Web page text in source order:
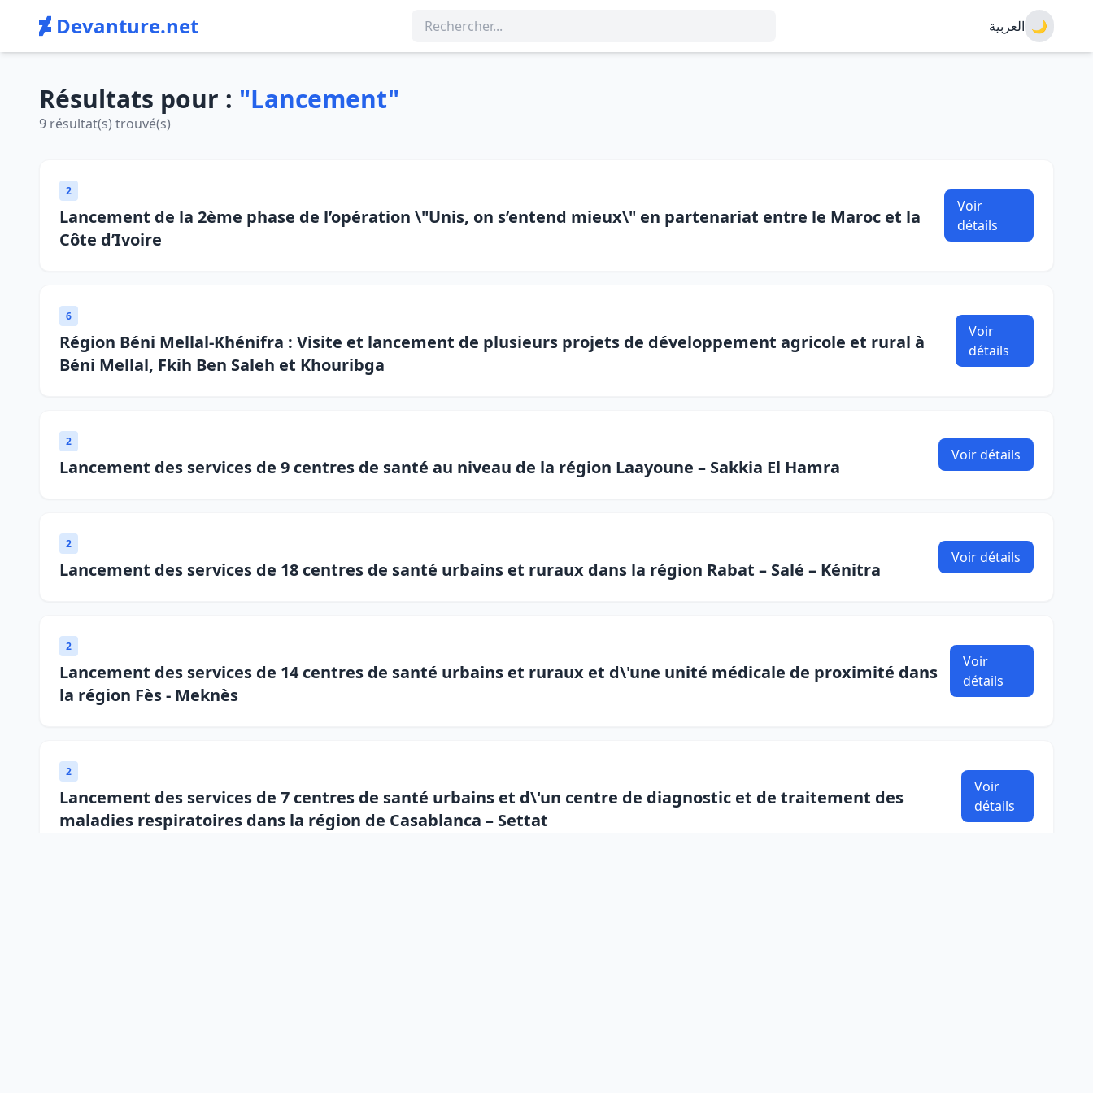
Devanture.net العربية 🌙
Résultats pour : "Lancement"
9 résultat(s) trouvé(s)
2
Lancement de la 2ème phase de l’opération \"Unis, on s’entend mieux\" en partenariat entre le Maroc et la
Côte d’Ivoire
Voir
détails
6
Région Béni Mellal-Khénifra : Visite et lancement de plusieurs projets de développement agricole et rural à
Béni Mellal, Fkih Ben Saleh et Khouribga
Voir
détails
2
Lancement des services de 9 centres de santé au niveau de la région Laayoune – Sakkia El Hamra
Voir détails
2
Lancement des services de 18 centres de santé urbains et ruraux dans la région Rabat – Salé – Kénitra
Voir détails
2
Lancement des services de 14 centres de santé urbains et ruraux et d\'une unité médicale de proximité dans
la région Fès - Meknès
Voir
détails
2
Lancement des services de 7 centres de santé urbains et d\'un centre de diagnostic et de traitement des
maladies respiratoires dans la région de Casablanca – Settat
Voir
détails